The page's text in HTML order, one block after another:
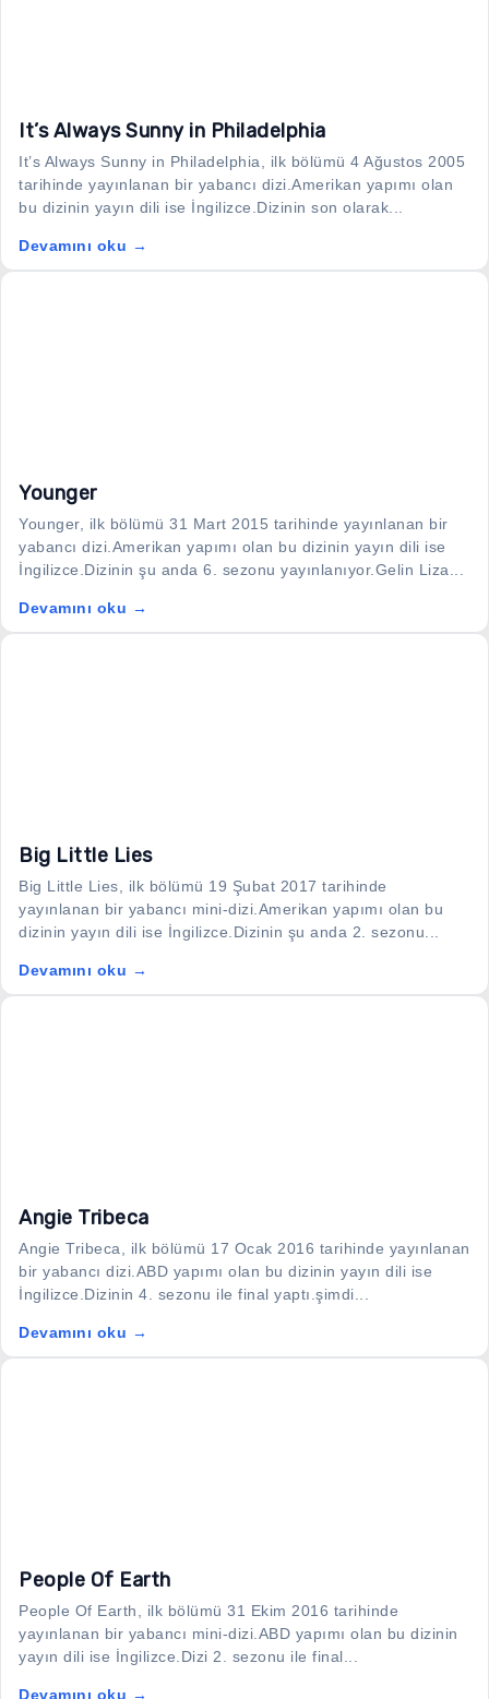
It’s Always Sunny in Philadelphia
It’s Always Sunny in Philadelphia, ilk bölümü 4 Ağustos 2005
tarihinde yayınlanan bir yabancı dizi.Amerikan yapımı olan
bu dizinin yayın dili ise İngilizce.Dizinin son olarak...
Devamını oku →
Younger
Younger, ilk bölümü 31 Mart 2015 tarihinde yayınlanan bir
yabancı dizi.Amerikan yapımı olan bu dizinin yayın dili ise
İngilizce.Dizinin şu anda 6. sezonu yayınlanıyor.Gelin Liza...
Devamını oku →
Big Little Lies
Big Little Lies, ilk bölümü 19 Şubat 2017 tarihinde
yayınlanan bir yabancı mini-dizi.Amerikan yapımı olan bu
dizinin yayın dili ise İngilizce.Dizinin şu anda 2. sezonu...
Devamını oku →
Angie Tribeca
Angie Tribeca, ilk bölümü 17 Ocak 2016 tarihinde yayınlanan
bir yabancı dizi.ABD yapımı olan bu dizinin yayın dili ise
İngilizce.Dizinin 4. sezonu ile final yaptı.şimdi...
Devamını oku →
People Of Earth
People Of Earth, ilk bölümü 31 Ekim 2016 tarihinde
yayınlanan bir yabancı mini-dizi.ABD yapımı olan bu dizinin
yayın dili ise İngilizce.Dizi 2. sezonu ile final...
Devamını oku →